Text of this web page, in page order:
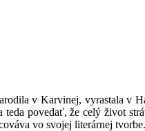
v Karvinej, vyrastala v
teda povedať, že celý život
vo svojej literárnej tvorbe.